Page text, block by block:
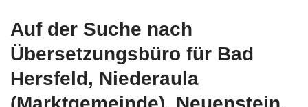
Auf der Suche nach
Übersetzungsbüro für Bad
Hersfeld, Niederaula